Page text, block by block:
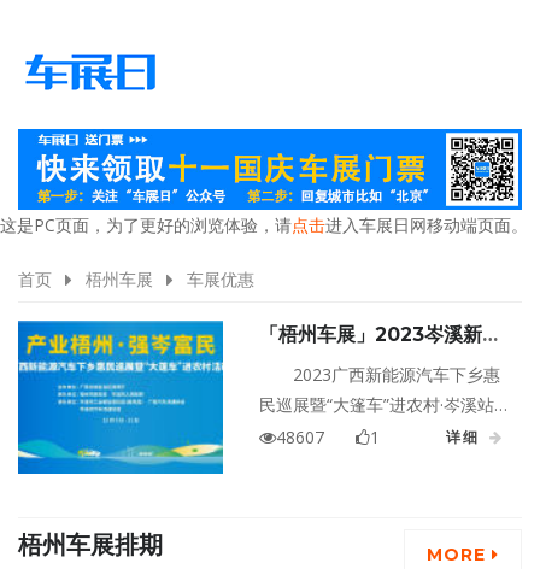
这是PC页面，为了更好的浏览体验，请点击进入车展日网移动端页面。
首页 梧州车展 车展优惠
「梧州车展」2023岑溪新能
源汽车展超强购车补贴，钜惠
到底
2023广西新能源汽车下乡惠
民巡展暨“大篷车”进农村·岑溪站
将于12月9日至11日在岑溪人民广
48607 1 详细
梧州车展排期 MORE